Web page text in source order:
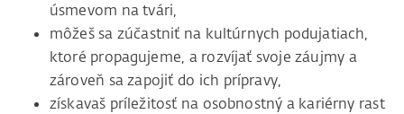
úsmevom na tvári,
môžeš sa zúčastniť na kultúrnych podujatiach,
ktoré propagujeme, a rozvíjať svoje záujmy a
zároveň sa zapojiť do ich prípravy,
získavaš príležitosť na osobnostný a kariérny rast